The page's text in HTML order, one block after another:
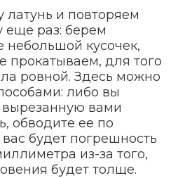
и повторяем
раз: берем
кусочек,
прокатываем, для того
ровной. Здесь можно
либо вы
вами
обводите ее по
вас будет погрешность
из-за того,
будет толще.